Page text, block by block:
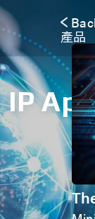
產品
IP